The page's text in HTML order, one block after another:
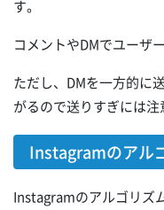
す。
コメントやDMでユーザ
ただし、DMを一方的に
がるので送りすぎには注
Instagramのアル
Instagramのアルゴリズ